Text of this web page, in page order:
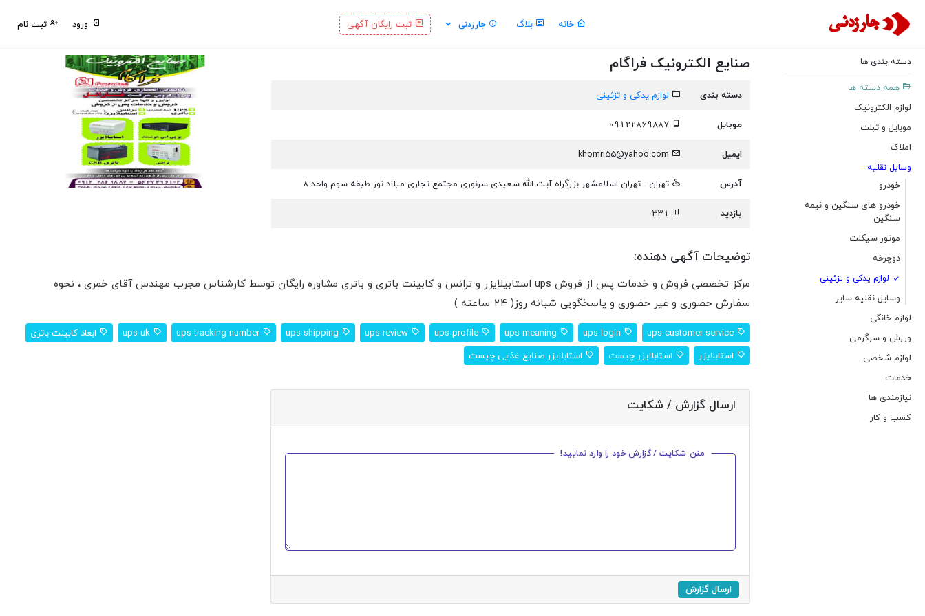
خانه بلاگ جارزدنی ثبت رایگان آگهی ورود ثبت نام
دسته بندی ها
همه دسته ها
لوازم الکترونیک
موبایل و تبلت
املاک
وسایل نقلیه
خودرو
خودرو های سنگین و نیمه
سنگین
موتور سیکلت
دوچرخه
لوازم یدکی و تزئینی
وسایل نقلیه سایر
لوازم خانگی
ورزش و سرگرمی
لوازم شخصی
خدمات
نیازمندی ها
کسب و کار
صنایع الکترونیک فراگام
دسته بندی
لوازم یدکی و تزئینی
موبایل
ایمیل
آدرس
تهران - تهران اسلامشهر بزرگراه آیت الله سعیدی سرنوری مجتمع تجاری میلاد نور طبقه سوم واحد ۸
بازدید
توضیحات آگهی دهنده:
مرکز تخصصی فروش و خدمات پس از فروش ups استابیلایزر و ترانس و کابینت باتری و باتری مشاوره رایگان توسط کارشناس مجرب مهندس آقای خمری ، نحوه
سفارش حضوری و غیر حضوری و پاسخگویی شبانه روز( ۲۴ ساعته )
ups tracking number
ابعاد کابینت باتری
استابلایزر
استابلایزر چیست استابلایزر صنایع غذایی چیست
ارسال گزارش / شکایت
متن شکایت / گزارش خود را وارد نمایید!
ارسال گزارش